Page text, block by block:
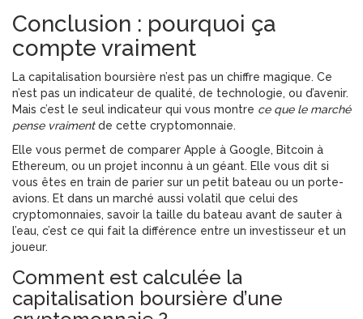
Conclusion : pourquoi ça
compte vraiment
La capitalisation boursière n’est pas un chiffre magique. Ce
n’est pas un indicateur de qualité, de technologie, ou d’avenir.
Mais c’est le seul indicateur qui vous montre ce que le marché
pense vraimentde cette cryptomonnaie.
Elle vous permet de comparer Apple à Google, Bitcoin à
Ethereum, ou un projet inconnu à un géant. Elle vous dit si
vous êtes en train de parier sur un petit bateau ou un porte-
avions. Et dans un marché aussi volatil que celui des
cryptomonnaies, savoir la taille du bateau avant de sauter à
l’eau, c’est ce qui fait la différence entre un investisseur et un
joueur.
Comment est calculée la
capitalisation boursière d’une